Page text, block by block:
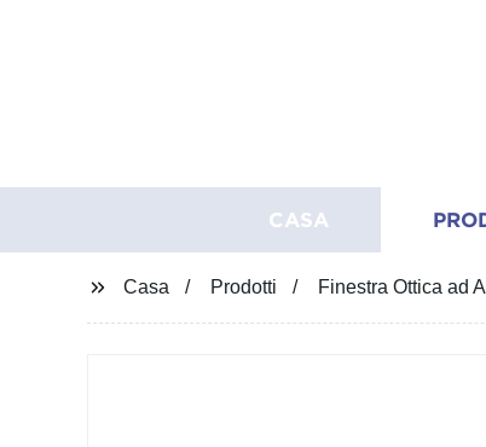
CASA
Casa Prodotti Finestra Ottica ad